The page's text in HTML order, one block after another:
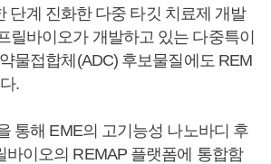
단계 진화한 다중 타깃 치료제 개발
릴바이오가 개발하고 있는 다중특이
물접합체(ADC) 후보물질에도 REM
.
통해 EME의 고기능성 나노바디 후
바이오의 REMAP 플랫폼에 통합함